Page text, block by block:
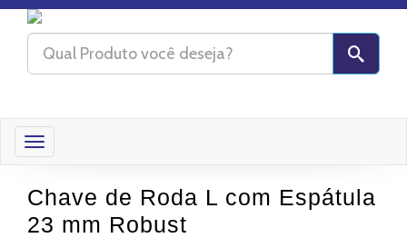
Toggle
Chave de Roda L com Espátula
23 mm Robust